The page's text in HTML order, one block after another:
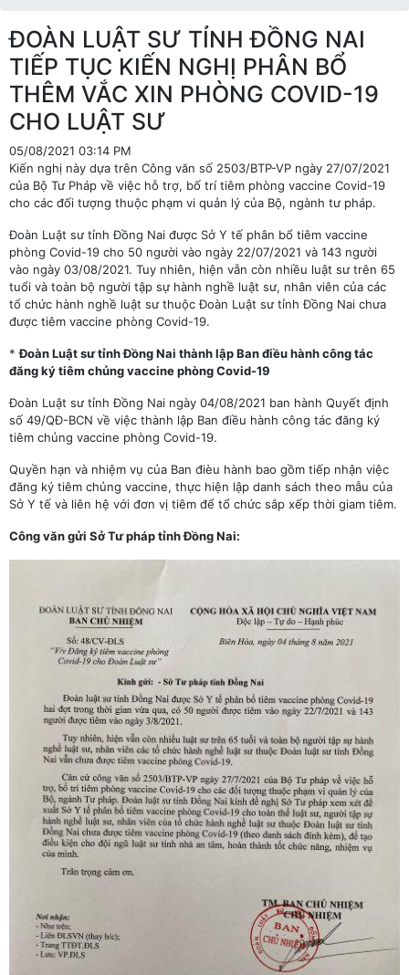
ĐOÀN LUẬT SƯ TỈNH ĐỒNG NAI
TIẾP TỤC KIẾN NGHỊ PHÂN BỔ
THÊM VẮC XIN PHÒNG COVID-19
CHO LUẬT SƯ
05/08/2021 03:14 PM
Kiến nghị này dựa trên Công văn số 2503/BTP-VP ngày 27/07/2021
của Bộ Tư Pháp về việc hỗ trợ, bố trí tiêm phòng vaccine Covid-19
cho các đối tượng thuộc phạm vi quản lý của Bộ, ngành tư pháp.
Đoàn Luật sư tỉnh Đồng Nai được Sở Y tế phân bổ tiêm vaccine
phòng Covid-19 cho 50 người vào ngày 22/07/2021 và 143 người
vào ngày 03/08/2021. Tuy nhiên, hiện vẫn còn nhiều luật sư trên 65
tuổi và toàn bộ người tập sự hành nghề luật sư, nhân viên của các
tổ chức hành nghề luật sư thuộc Đoàn Luật sư tỉnh Đồng Nai chưa
được tiêm vaccine phòng Covid-19.
*Đoàn Luật sư tỉnh Đồng Nai thành lập Ban điều hành công tác
đăng ký tiêm chủng vaccine phòng Covid-19
Đoàn Luật sư tỉnh Đồng Nai ngày 04/08/2021 ban hành Quyết định
số 49/QĐ-BCN về việc thành lập Ban điều hành công tác đăng ký
tiêm chủng vaccine phòng Covid-19.
Quyền hạn và nhiệm vụ của Ban đièu hành bao gồm tiếp nhận việc
đăng ký tiêm chủng vaccine, thực hiện lập danh sách theo mẫu của
Sở Y tế và liên hệ với đơn vị tiêm để tổ chức sắp xếp thời giam tiêm.
Công văn gửi Sở Tư pháp tỉnh Đồng Nai: